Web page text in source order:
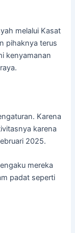
melalui Kasat
pihaknya terus
kenyamanan
Karena
karena
2025.
mereka
padat seperti